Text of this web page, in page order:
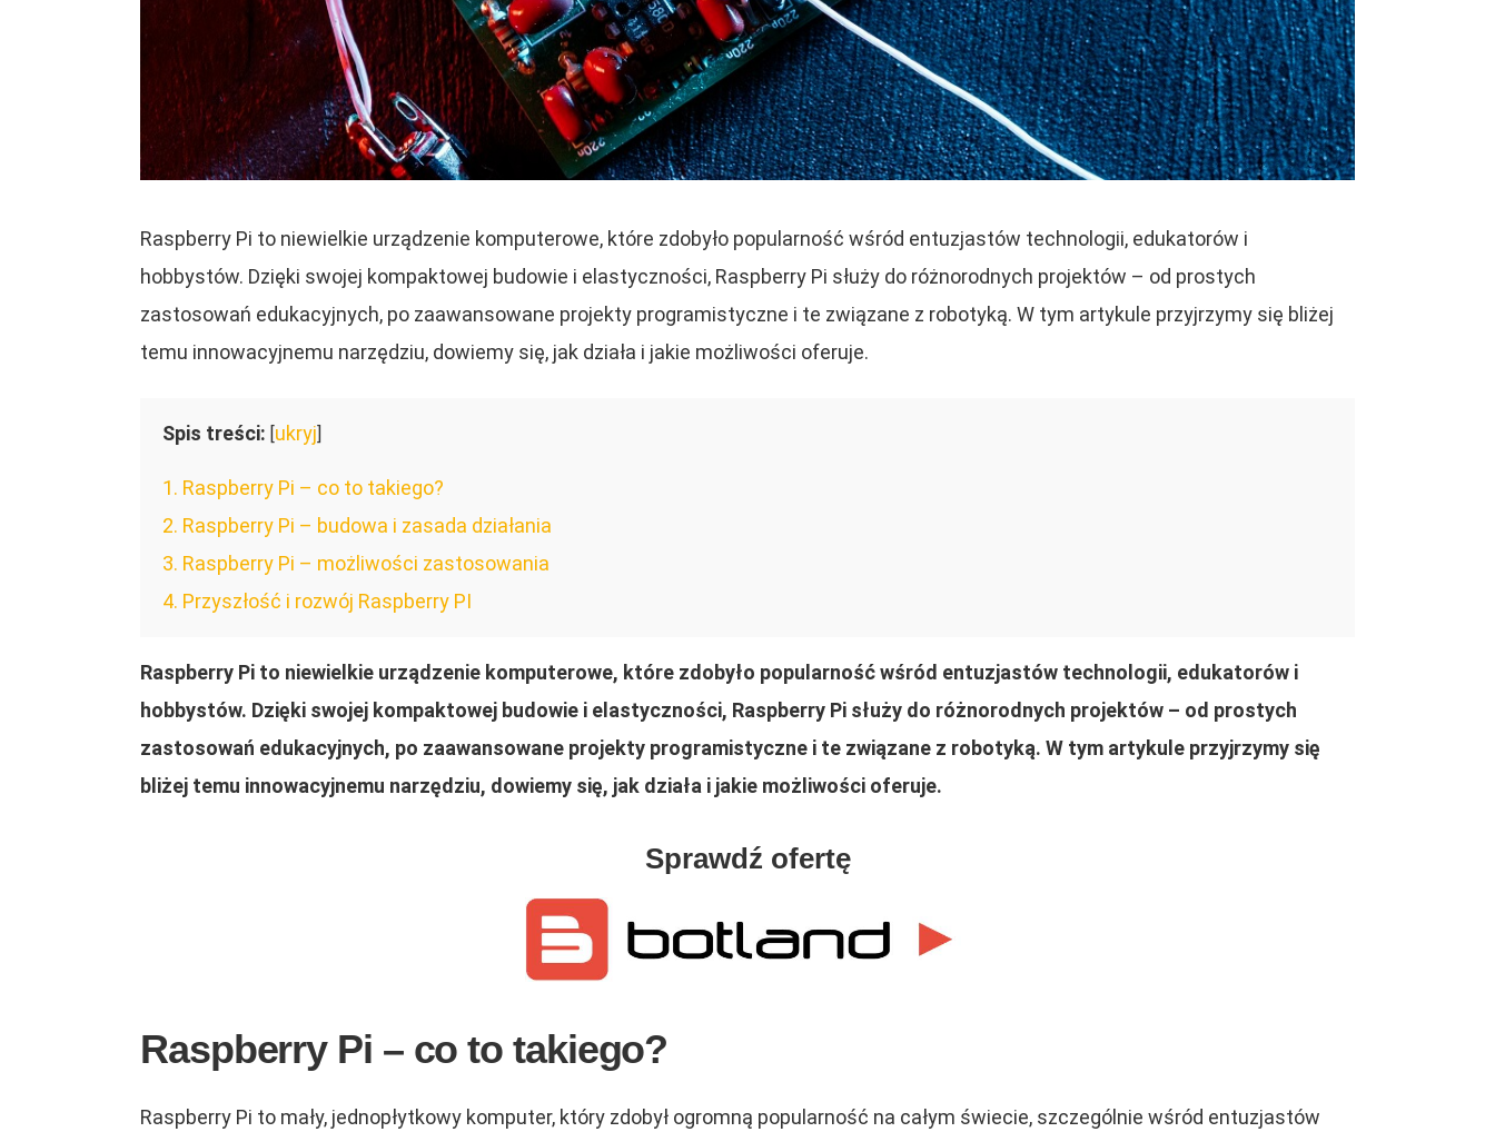
Raspberry Pi to niewielkie urządzenie komputerowe, które zdobyło popularność wśród entuzjastów technologii, edukatorów i
hobbystów. Dzięki swojej kompaktowej budowie i elastyczności, Raspberry Pi służy do różnorodnych projektów – od prostych
zastosowań edukacyjnych, po zaawansowane projekty programistyczne i te związane z robotyką. W tym artykule przyjrzymy się bliżej
temu innowacyjnemu narzędziu, dowiemy się, jak działa i jakie możliwości oferuje.
Spis treści: [ukryj]
1 Raspberry Pi – co to takiego?
2 Raspberry Pi – budowa i zasada działania
3 Raspberry Pi – możliwości zastosowania
4 Przyszłość i rozwój Raspberry PI
Raspberry Pi to niewielkie urządzenie komputerowe, które zdobyło popularność wśród entuzjastów technologii, edukatorów i
hobbystów. Dzięki swojej kompaktowej budowie i elastyczności, Raspberry Pi służy do różnorodnych projektów – od prostych
zastosowań edukacyjnych, po zaawansowane projekty programistyczne i te związane z robotyką. W tym artykule przyjrzymy się
bliżej temu innowacyjnemu narzędziu, dowiemy się, jak działa i jakie możliwości oferuje.
Sprawdź ofertę
Raspberry Pi – co to takiego?
Raspberry Pi to mały, jednopłytkowy komputer, który zdobył ogromną popularność na całym świecie, szczególnie wśród entuzjastów